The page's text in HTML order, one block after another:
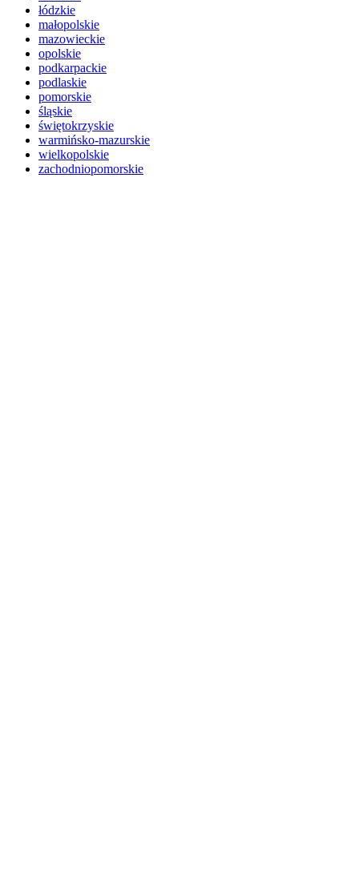
łódzkie
małopolskie
mazowieckie
opolskie
podkarpackie
podlaskie
pomorskie
śląskie
świętokrzyskie
warmińsko-mazurskie
wielkopolskie
zachodniopomorskie